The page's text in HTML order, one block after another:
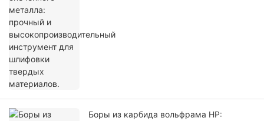
Боры из карбида вольфрама HP: